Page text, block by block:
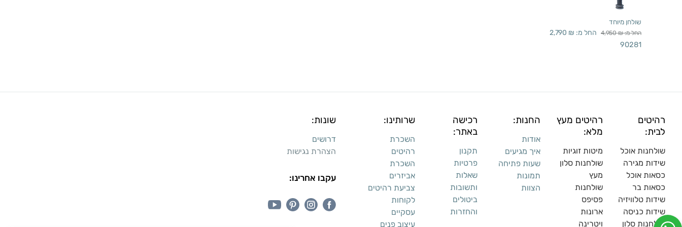
שולחן מיוחד
החל מ: 4,950₪ החל מ: 2,790 ₪
90281
רהיטים
לבית:
שולחנות אוכל
שידות מגירה
כסאות אוכל
כסאות בר
שידות טלוויזיה
שידות כניסה
שולחנות סלון
רהיטים מעץ
מלא:
מיטות זוגיות
שולחנות סלון
מעץ
שולחנות
פסיפס
ארונות
ויטרינה
החנות:
אודות
איך מגיעים
שעות פתיחה
תמונות
הצוות
רכישה
באתר:
תקנון
פרטיות
שאלות
ותשובות
ביטולים
והחזרות
שרותינו:
השכרת
רהיטים
השכרת
אביזרים
צביעת רהיטים
לקוחות
עסקיים
עיצוב פנים
שונות:
דרושים
הצהרת נגישות
עקבו אחרינו: